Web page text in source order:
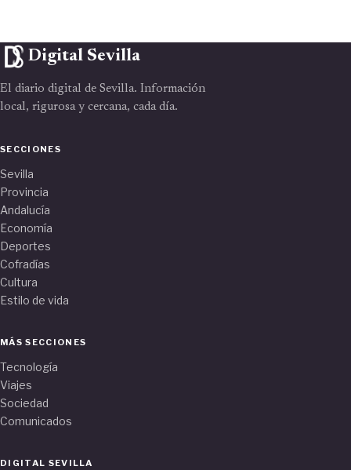
Digital Sevilla
El diario digital de Sevilla. Información
local, rigurosa y cercana, cada día.
SECCIONES
Sevilla
Provincia
Andalucía
Economía
Deportes
Cofradías
Cultura
Estilo de vida
MÁS SECCIONES
Tecnología
Viajes
Sociedad
Comunicados
DIGITAL SEVILLA